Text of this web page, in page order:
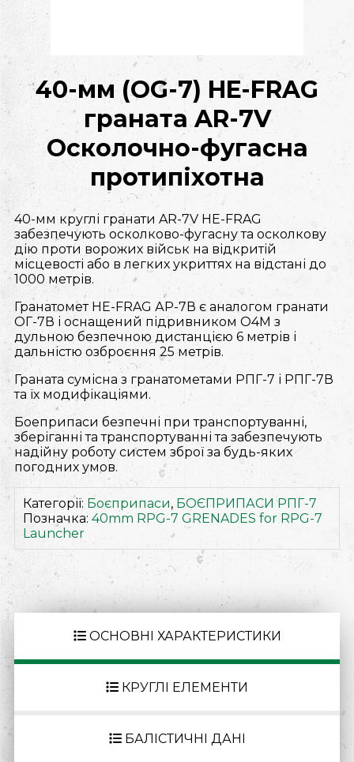
40-мм (OG-7) HE-FRAG
граната AR-7V
Осколочно-фугасна
протипіхотна
40-мм круглі гранати AR-7V HE-FRAG
забезпечують осколково-фугасну та осколкову
дію проти ворожих військ на відкритій
місцевості або в легких укриттях на відстані до
1000 метрів.
Гранатомет HE-FRAG АР-7В є аналогом гранати
ОГ-7В і оснащений підривником О4М з
дульною безпечною дистанцією 6 метрів і
дальністю озброєння 25 метрів.
Граната сумісна з гранатометами РПГ-7 і РПГ-7В
та їх модифікаціями.
Боеприпаси безпечні при транспортуванні,
зберіганні та транспортуванні та забезпечують
надійну роботу систем зброї за будь-яких
погодних умов.
Категорії: Боєприпаси, БОЄПРИПАСИ РПГ-7
Позначка: 40mm RPG-7 GRENADES for RPG-7
Launcher
ОСНОВНІ ХАРАКТЕРИСТИКИ
КРУГЛІ ЕЛЕМЕНТИ
БАЛІСТИЧНІ ДАНІ